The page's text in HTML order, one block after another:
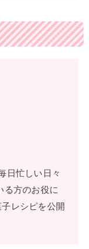
日忙しい日々
る方のお役に
レシピを公開